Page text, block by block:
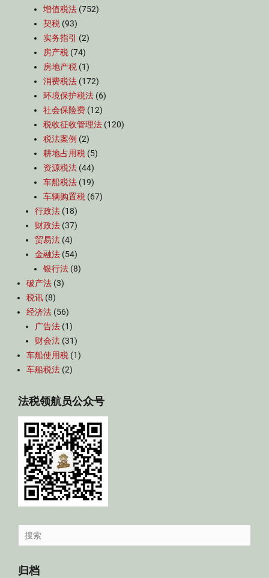
增值税法 (752)
契税 (93)
实务指引
(2)
房产税 (74)
房地产税 (1)
消费税法 (172)
环境保护税法 (6)
社会保险费 (12)
税收征收管理法 (120)
税法案例 (2)
耕地占用税 (5)
资源税法 (44)
车船税法 (19)
车辆购置税 (67)
行政法 (18)
财政法 (37)
贸易法 (4)
金融法 (54)
银行法 (8)
破产法 (3)
税讯 (8)
经济法 (56)
广告法 (1)
财会法 (31)
车船使用税 (1)
车船税法 (2)
法税领航员公众号
Search
for:
归档